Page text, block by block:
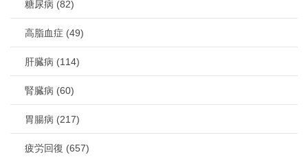
糖尿病 (82)
高脂血症 (49)
肝臓病 (114)
腎臓病 (60)
胃腸病 (217)
疲労回復 (657)